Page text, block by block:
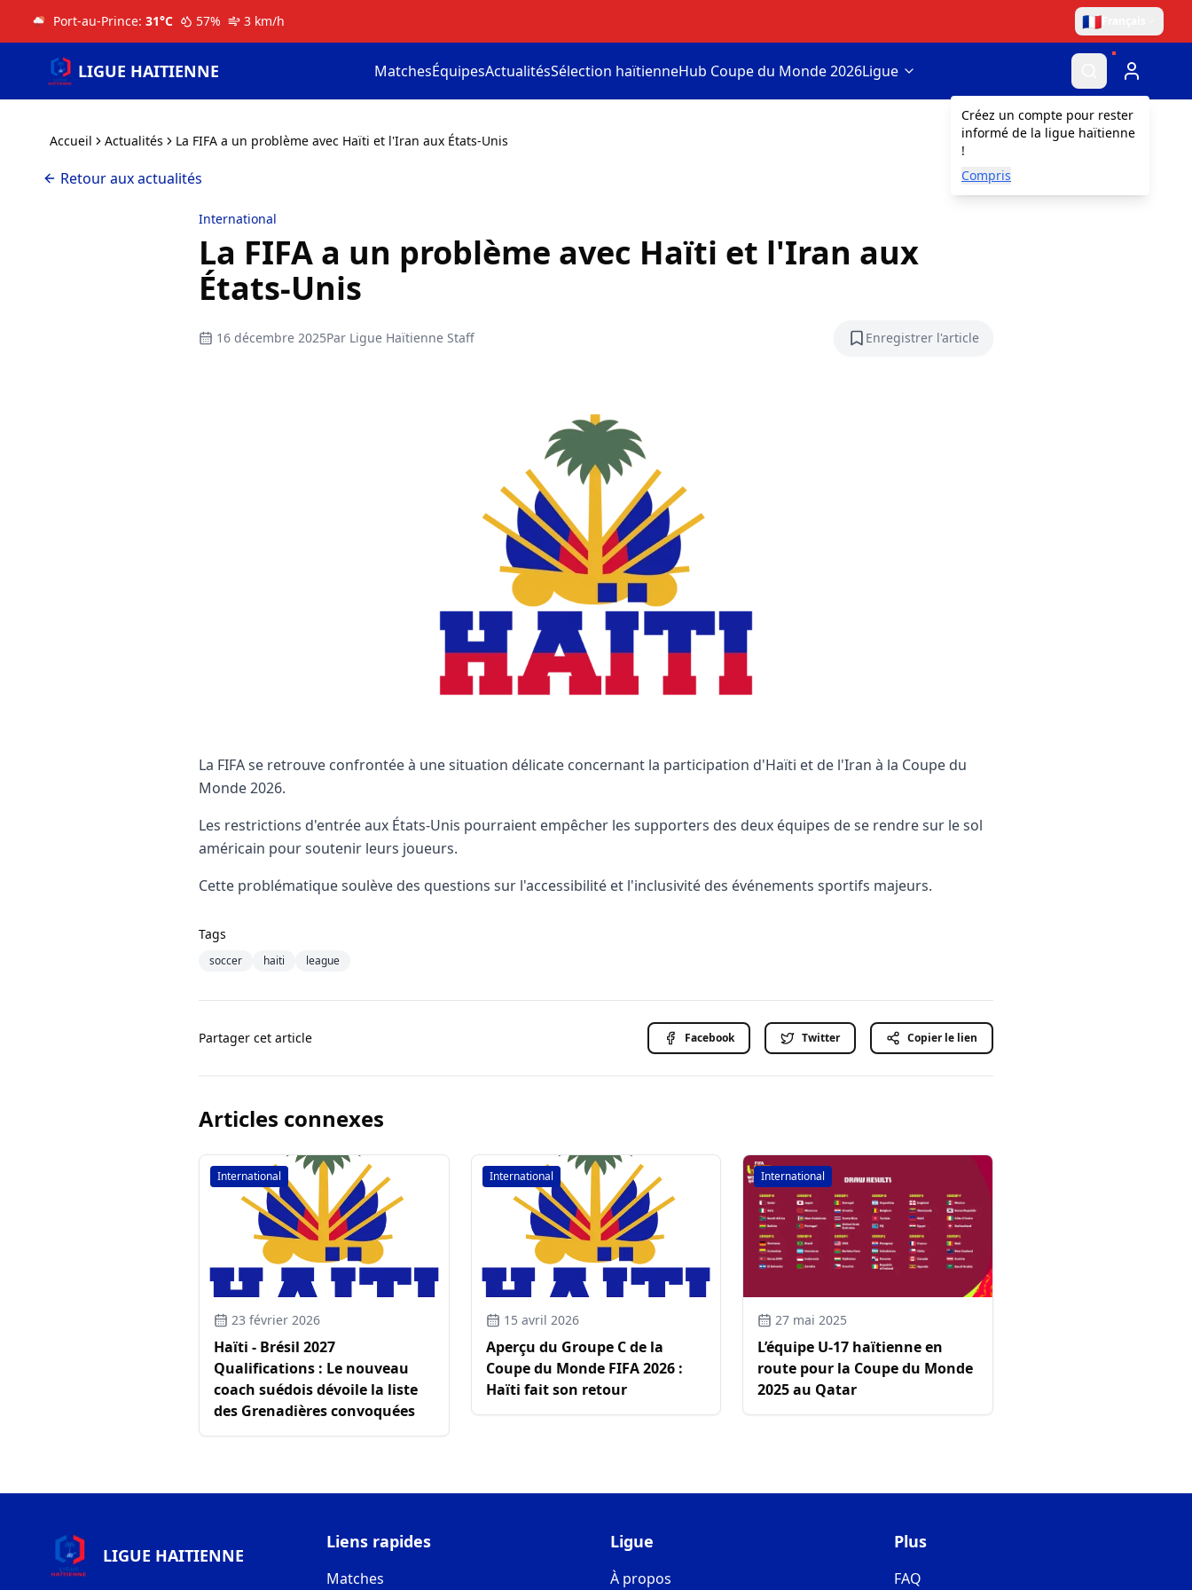
Port-au-Prince: 31°C 57% 3 km/h 🇫🇷
LIGUE HAITIENNE MatchesÉquipesActualitésSélection haïtienneHub Coupe du Monde 2026Ligue
Créez un compte pour rester
informé de la ligue haïtienne
!
Compris
Accueil Actualités La FIFA a un problème avec Haïti et l'Iran aux États-Unis
Retour aux actualités
International
La FIFA a un problème avec Haïti et l'Iran aux
États-Unis
16 décembre 2025Par Ligue Haïtienne Staff Enregistrer l'article
Enregistrer l'article
La FIFA se retrouve confrontée à une situation délicate concernant la participation d'Haïti et de l'Iran à la Coupe du
Monde 2026.
Les restrictions d'entrée aux États-Unis pourraient empêcher les supporters des deux équipes de se rendre sur le sol
américain pour soutenir leurs joueurs.
Cette problématique soulève des questions sur l'accessibilité et l'inclusivité des événements sportifs majeurs.
Tags
soccer haiti league
Partager cet article Facebook Twitter Copier le lien
Articles connexes
International
23 février 2026
Haïti - Brésil 2027
Qualifications : Le nouveau
coach suédois dévoile la liste
des Grenadières convoquées
International
15 avril 2026
Aperçu du Groupe C de la
Coupe du Monde FIFA 2026 :
Haïti fait son retour
International
27 mai 2025
L’équipe U-17 haïtienne en
route pour la Coupe du Monde
2025 au Qatar
LIGUE HAITIENNE
Liens rapides
Matches
Ligue
À propos
Plus
FAQ